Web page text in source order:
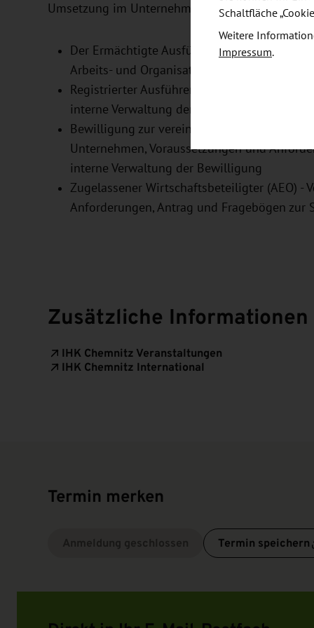
Umsetzung im Unternehmen vor.
Der Ermächtigte Ausführer - Vorteile für das
Arbeits- und Organisationsanweisung,
Registrierter Ausführer (REX) - Vorteile für
interne Verwaltung der Bewilligung
Bewilligung zur vereinfachten
Unternehmen, Voraussetzungen und
interne Verwaltung der Bewilligung
Zugelassener Wirtschaftsbeteiligter (AEO) -
Anforderungen, Antrag und Fragebögen
Zusätzliche Informationen
IHK Chemnitz Veranstaltungen
IHK Chemnitz International
Termin merken
Termin speichern
Schaltfläche
Weitere
Impressum.